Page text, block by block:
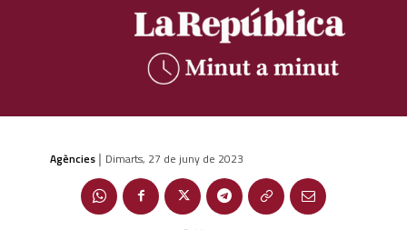
Agències | Dimarts, 27 de juny de 2023